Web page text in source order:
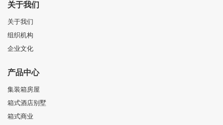
关于我们
关于我们
组织机构
企业文化
产品中心
集装箱房屋
箱式酒店别墅
箱式商业